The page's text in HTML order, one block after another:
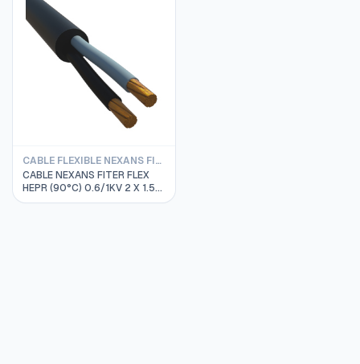
CABLE FLEXIBLE NEXANS FITER BIPOLAR
CABLE NEXANS FITER FLEX
HEPR (90°C) 0.6/1KV 2 X 1.5
MM2